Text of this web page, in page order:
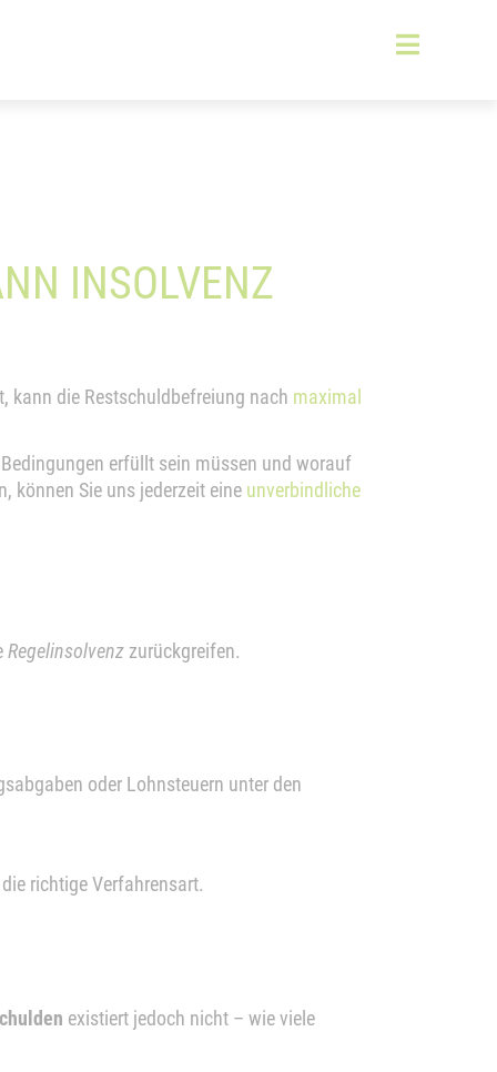
INSOLVENZ
kann die Restschuldbefreiung nach maximal
erfüllt sein müssen und worauf
können Sie uns jederzeit eine unverbindliche
Regelinsolvenz zurückgreifen.
oder Lohnsteuern unter den
die richtige Verfahrensart.
existiert jedoch nicht – wie viele